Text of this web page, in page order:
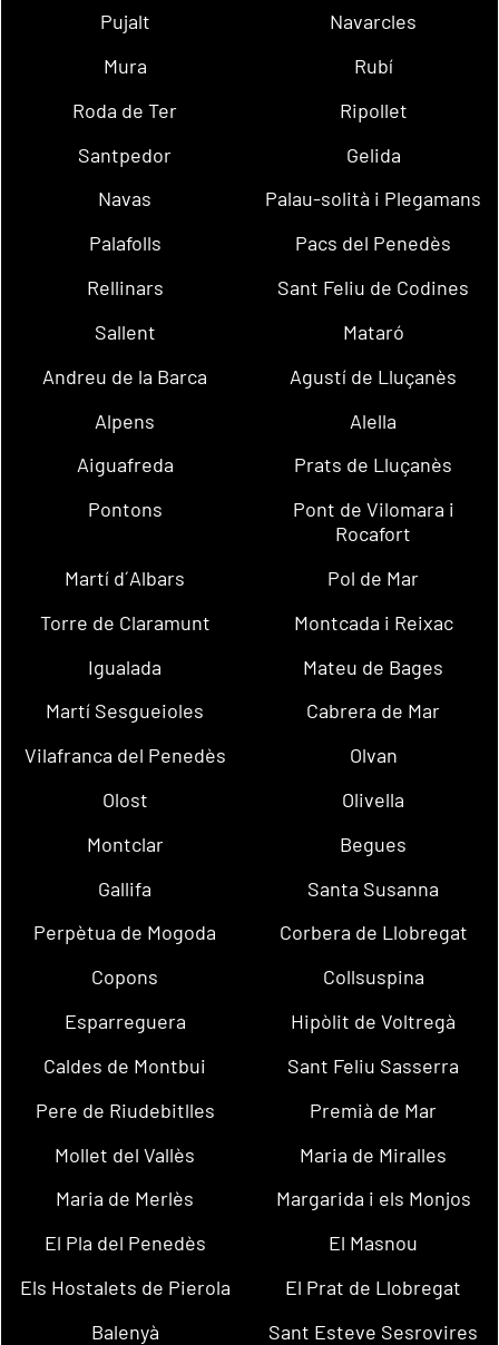
Pujalt
Navarcles
Mura
Rubí
Roda de Ter
Ripollet
Santpedor
Gelida
Navas
Palau-solità i Plegamans
Palafolls
Pacs del Penedès
Rellinars
Sant Feliu de Codines
Sallent
Mataró
Andreu de la Barca
Agustí de Lluçanès
Alpens
Alella
Aiguafreda
Prats de Lluçanès
Pontons
Pont de Vilomara i
Rocafort
Martí d´Albars
Pol de Mar
Torre de Claramunt
Montcada i Reixac
Igualada
Mateu de Bages
Martí Sesgueioles
Cabrera de Mar
Vilafranca del Penedès
Olvan
Olost
Olivella
Montclar
Begues
Gallifa
Santa Susanna
Perpètua de Mogoda
Corbera de Llobregat
Copons
Collsuspina
Esparreguera
Hipòlit de Voltregà
Caldes de Montbui
Sant Feliu Sasserra
Pere de Riudebitlles
Premià de Mar
Mollet del Vallès
Maria de Miralles
Maria de Merlès
Margarida i els Monjos
El Pla del Penedès
El Masnou
Els Hostalets de Pierola
El Prat de Llobregat
Balenyà
Sant Esteve Sesrovires